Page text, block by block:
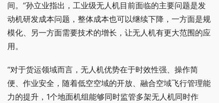
间。”孙立业指出，工业级无人机目前面临的主要问题是发
动机研发成本问题，整体成本也可以继续下降，一方面是规
模化、另一方面需要技术的增长，让无人机有更大范围的应
用。
“对于货运领域而言，无人机优势在于时效性强、操作简
便、作业安全，随着低空空域的开放、融合空域飞行管理能
力的提升，1个地面机组能够同时监管多架无人机同时作